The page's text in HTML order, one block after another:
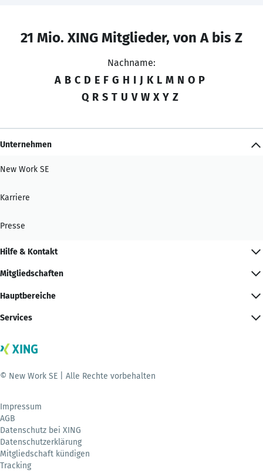
21 Mio. XING Mitglieder, von A bis Z
Nachname:
A B C D E F G H I J K L M N O P
Q R S T U V W X Y Z
Unternehmen
New Work SE
Karriere
Presse
Hilfe & Kontakt
Mitgliedschaften
Hauptbereiche
Services
© New Work SE | Alle Rechte vorbehalten
Impressum
AGB
Datenschutz bei XING
Datenschutzerklärung
Mitgliedschaft kündigen
Tracking